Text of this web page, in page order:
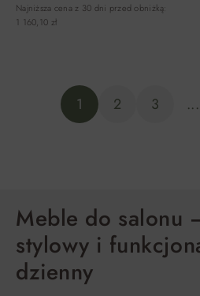
Najniższa cena z 30 dni przed obniżką:
1 160,10 zł
1 2 3 ...
Meble do salonu
stylowy i
dzienny